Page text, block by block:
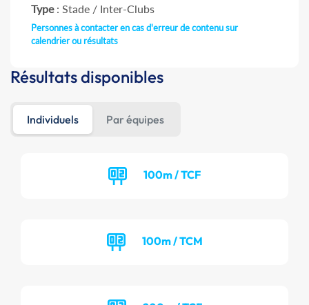
Type: Stade / Inter-Clubs
Personnes à contacter en cas d'erreur de contenu sur
calendrier ou résultats
Résultats disponibles
Individuels Par équipes
100m / TCF
100m / TCM